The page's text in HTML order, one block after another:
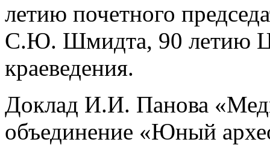
летию почетного
С.Ю. Шмидта, 90 летию
краеведения.
Доклад И.И. Панова
объединение «Юный